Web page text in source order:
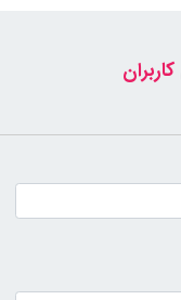
کاربران